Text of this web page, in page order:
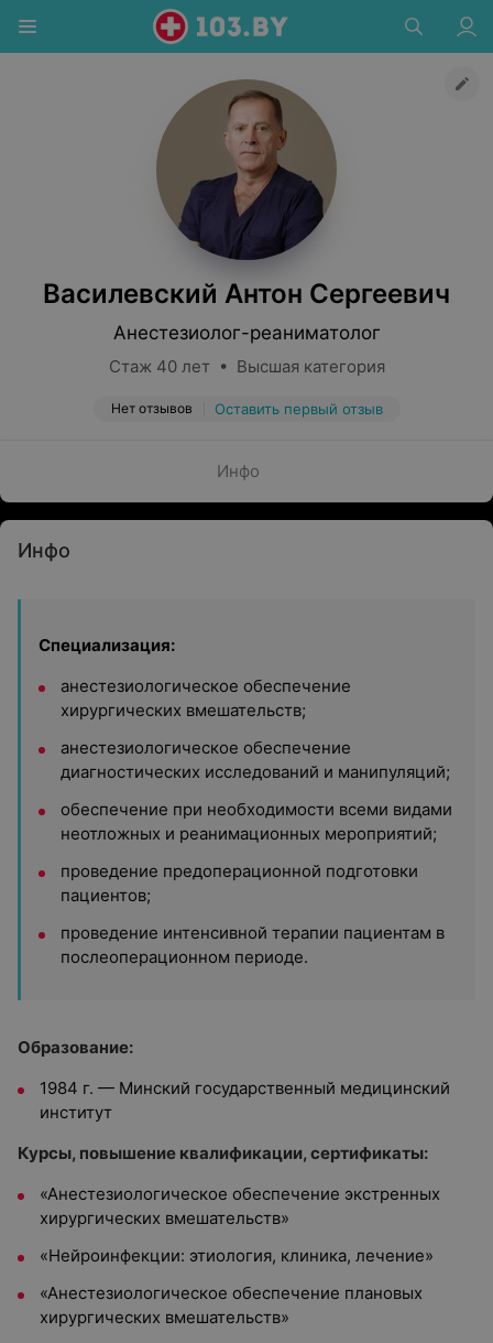
Василевский Антон Сергеевич
Анестезиолог-реаниматолог
Стаж 40 лет • Высшая категория
Нет отзывов Оставить первый отзыв
Инфо
Инфо
Специализация:
анестезиологическое обеспечение
хирургических вмешательств;
анестезиологическое обеспечение
диагностических исследований и манипуляций;
обеспечение при необходимости всеми видами
неотложных и реанимационных мероприятий;
проведение предоперационной подготовки
пациентов;
проведение интенсивной терапии пациентам в
послеоперационном периоде.
Образование:
1984 г. — Минский государственный медицинский
институт
Курсы, повышение квалификации, сертификаты:
«Анестезиологическое обеспечение экстренных
хирургических вмешательств»
«Нейроинфекции: этиология, клиника, лечение»
«Анестезиологическое обеспечение плановых
хирургических вмешательств»